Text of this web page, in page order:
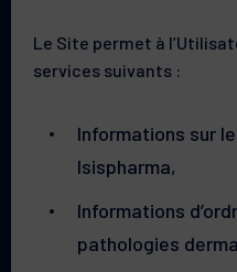
Le Site permet à
services suivants :
Informations sur
Isispharma,
Informations
pathologies